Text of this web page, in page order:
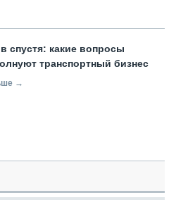
спустя: какие вопросы
транспортный бизнес
→